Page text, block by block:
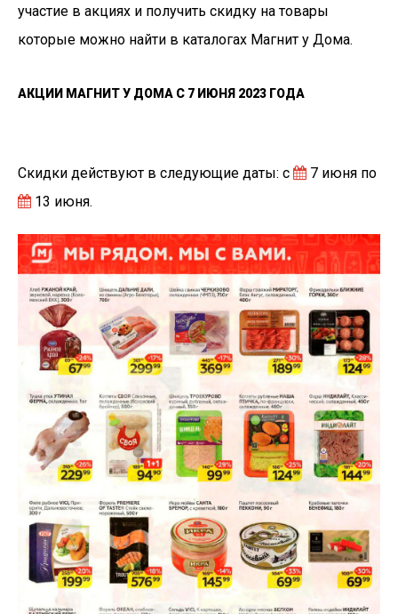
участие в акциях и получить скидку на товары
которые можно найти в каталогах Магнит у Дома.
АКЦИИ МАГНИТ У ДОМА С 7 ИЮНЯ 2023 ГОДА
Скидки действуют в следующие даты: с
7 июня по
13 июня.